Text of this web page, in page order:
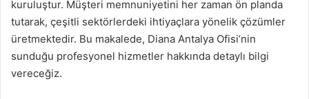
kuruluştur. Müşteri memnuniyetini her zaman ön planda
tutarak, çeşitli sektörlerdeki ihtiyaçlara yönelik çözümler
üretmektedir. Bu makalede, Diana Antalya Ofisi’nin
sunduğu profesyonel hizmetler hakkında detaylı bilgi
vereceğiz.